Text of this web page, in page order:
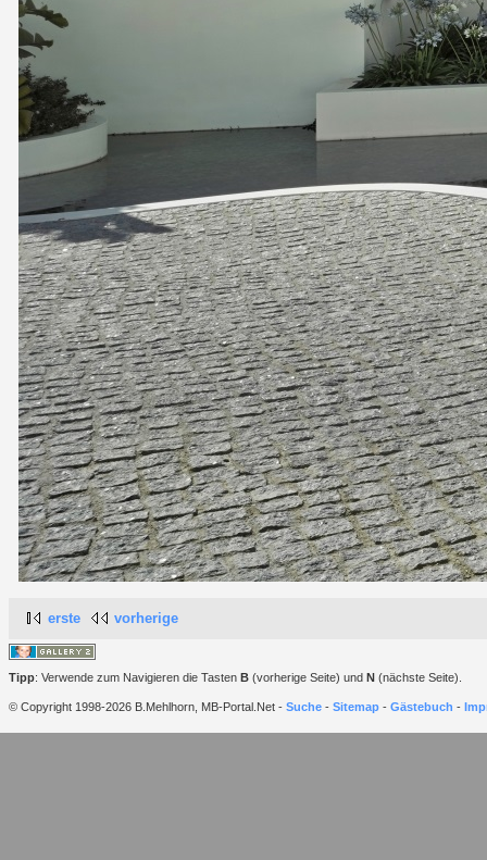
erste vorherige
Tipp: Verwende zum Navigieren die Tasten B (vorherige Seite) und N (nächste Seite).
© Copyright 1998-2026 B.Mehlhorn, MB-Portal.Net - Suche - Sitemap - Gästebuch -